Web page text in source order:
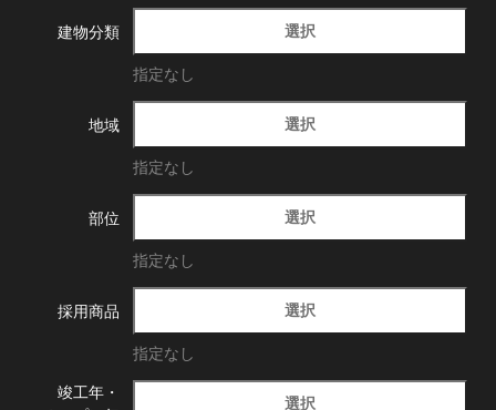
建物分類 選択
指定なし
地域 選択
指定なし
部位 選択
指定なし
採用商品 選択
指定なし
竣工年・
選択